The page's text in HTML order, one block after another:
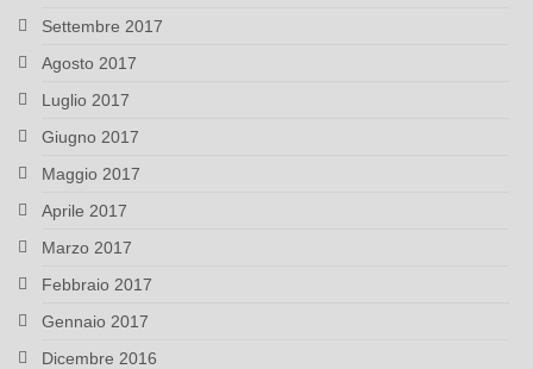
Settembre 2017
Agosto 2017
Luglio 2017
Giugno 2017
Maggio 2017
Aprile 2017
Marzo 2017
Febbraio 2017
Gennaio 2017
Dicembre 2016